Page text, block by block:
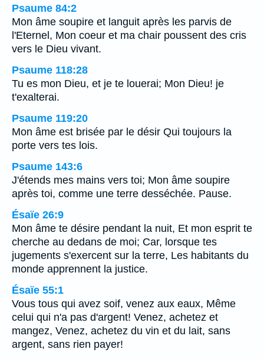
Psaume 84:2
Mon âme soupire et languit après les parvis de
l'Eternel, Mon coeur et ma chair poussent des cris
vers le Dieu vivant.
Psaume 118:28
Tu es mon Dieu, et je te louerai; Mon Dieu! je
t'exalterai.
Psaume 119:20
Mon âme est brisée par le désir Qui toujours la
porte vers tes lois.
Psaume 143:6
J'étends mes mains vers toi; Mon âme soupire
après toi, comme une terre desséchée. Pause.
Ésaïe 26:9
Mon âme te désire pendant la nuit, Et mon esprit te
cherche au dedans de moi; Car, lorsque tes
jugements s'exercent sur la terre, Les habitants du
monde apprennent la justice.
Ésaïe 55:1
Vous tous qui avez soif, venez aux eaux, Même
celui qui n'a pas d'argent! Venez, achetez et
mangez, Venez, achetez du vin et du lait, sans
argent, sans rien payer!